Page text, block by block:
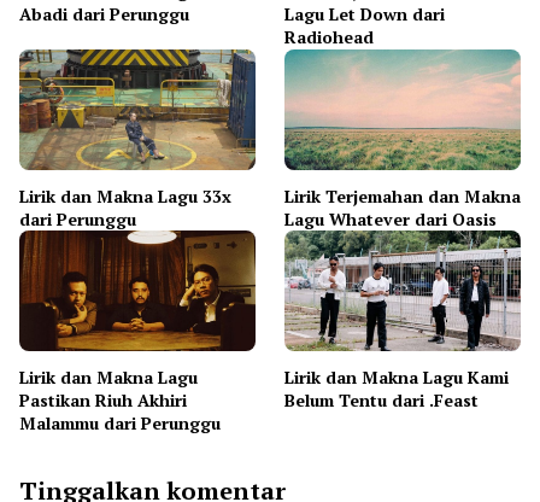
Abadi dari Perunggu
Lagu Let Down dari
Radiohead
Lirik dan Makna Lagu 33x
dari Perunggu
Lirik Terjemahan dan Makna
Lagu Whatever dari Oasis
Lirik dan Makna Lagu
Pastikan Riuh Akhiri
Malammu dari Perunggu
Lirik dan Makna Lagu Kami
Belum Tentu dari .Feast
Tinggalkan komentar